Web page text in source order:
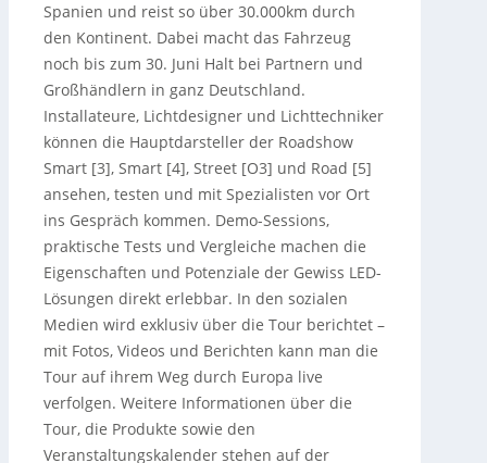
Spanien und reist so über 30.000km durch
den Kontinent. Dabei macht das Fahrzeug
noch bis zum 30. Juni Halt bei Partnern und
Großhändlern in ganz Deutschland.
Installateure, Lichtdesigner und Lichttechniker
können die Hauptdarsteller der Roadshow
Smart [3], Smart [4], Street [O3] und Road [5]
ansehen, testen und mit Spezialisten vor Ort
ins Gespräch kommen. Demo-Sessions,
praktische Tests und Vergleiche machen die
Eigenschaften und Potenziale der Gewiss LED-
Lösungen direkt erlebbar. In den sozialen
Medien wird exklusiv über die Tour berichtet –
mit Fotos, Videos und Berichten kann man die
Tour auf ihrem Weg durch Europa live
verfolgen. Weitere Informationen über die
Tour, die Produkte sowie den
Veranstaltungskalender stehen auf der